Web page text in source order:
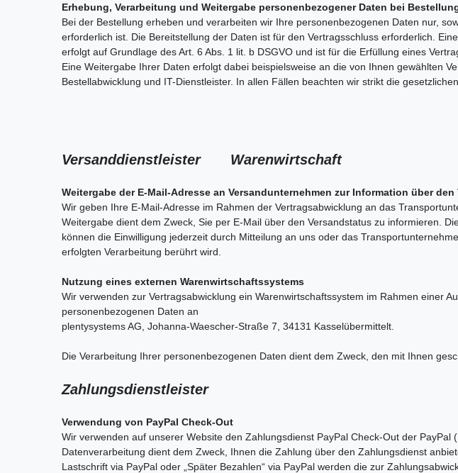
Erhebung, Verarbeitung und Weitergabe personenbezogener Daten bei
Bei der Bestellung erheben und verarbeiten wir Ihre personenbezogenen Daten nur,
erforderlich ist. Die Bereitstellung der Daten ist für den Vertragsschluss erforderlich.
erfolgt auf Grundlage des Art. 6 Abs. 1 lit. b DSGVO und ist für die Erfüllung eines
Eine Weitergabe Ihrer Daten erfolgt dabei beispielsweise an die von Ihnen gewählten
Bestellabwicklung und IT-Dienstleister. In allen Fällen beachten wir strikt die
Versanddienstleister Warenwirtschaft
Weitergabe der E-Mail-Adresse an Versandunternehmen zur Information über
Wir geben Ihre E-Mail-Adresse im Rahmen der Vertragsabwicklung an das
Weitergabe dient dem Zweck, Sie per E-Mail über den Versandstatus zu informieren.
können die Einwilligung jederzeit durch Mitteilung an uns oder das
erfolgten Verarbeitung berührt wird.
Nutzung eines externen Warenwirtschaftssystems
Wir verwenden zur Vertragsabwicklung ein Warenwirtschaftssystem im Rahmen einer
personenbezogenen Daten an
plentysystems AG, Johanna-Waescher-Straße 7, 34131 Kasselübermittelt.
Die Verarbeitung Ihrer personenbezogenen Daten dient dem Zweck, den mit Ihnen
Zahlungsdienstleister
Verwendung von PayPal Check-Out
Wir verwenden auf unserer Website den Zahlungsdienst PayPal Check-Out der
Datenverarbeitung dient dem Zweck, Ihnen die Zahlung über den Zahlungsdienst
Lastschrift via PayPal oder „Später Bezahlen“ via PayPal werden die zur